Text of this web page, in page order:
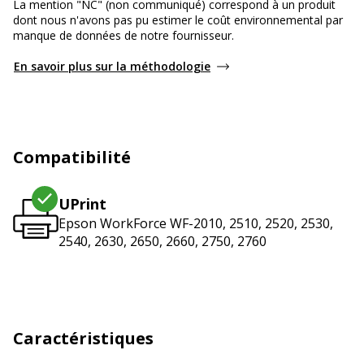
La mention "NC" (non communiqué) correspond à un produit
dont nous n'avons pas pu estimer le coût environnemental par
manque de données de notre fournisseur.
En savoir plus sur la méthodologie
Compatibilité
UPrint
Epson WorkForce WF-2010, 2510, 2520, 2530,
2540, 2630, 2650, 2660, 2750, 2760
Caractéristiques